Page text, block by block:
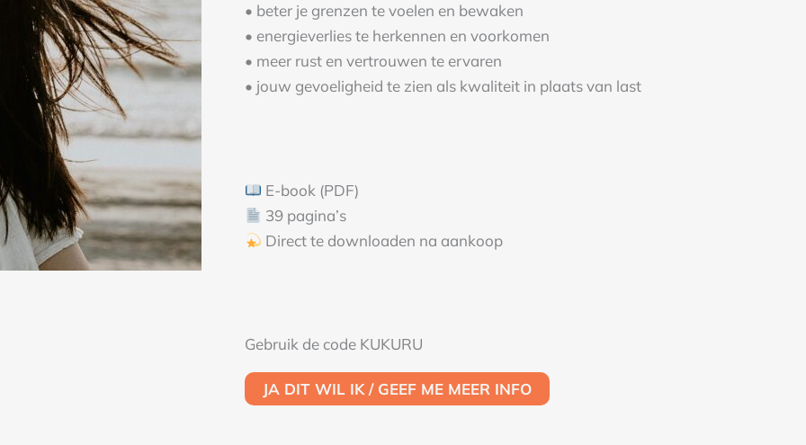
• beter je grenzen te voelen en bewaken
• energieverlies te herkennen en voorkomen
• meer rust en vertrouwen te ervaren
• jouw gevoeligheid te zien als kwaliteit in plaats van last
E-book (PDF)
39 pagina’s
Direct te downloaden na aankoop
Gebruik de code KUKURU
JA DIT WIL IK / GEEF ME MEER INFO